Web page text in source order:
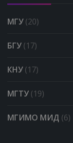
МГУ(20)
БГУ(17)
КНУ(17)
МГТУ(19)
МГИМО МИД (6)